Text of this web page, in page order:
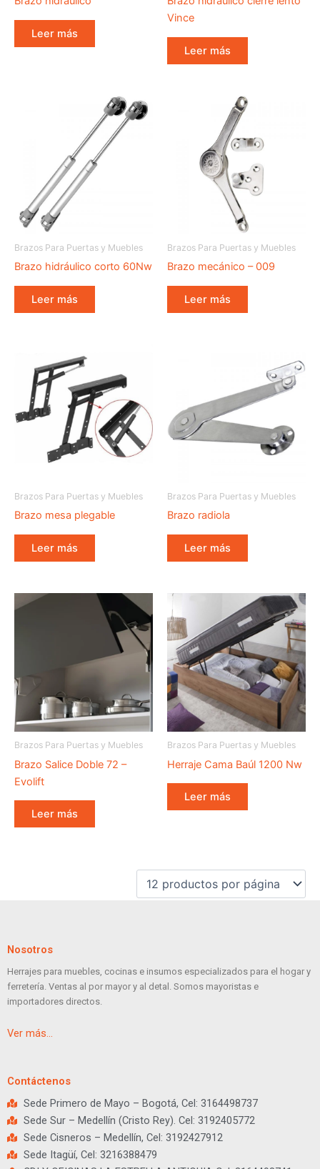
Leer más
Vince
Leer más
Brazos Para Puertas y Muebles
Brazo hidráulico corto 60Nw
Leer más
Brazos Para Puertas y Muebles
Brazo mecánico – 009
Leer más
Brazos Para Puertas y Muebles
Brazo mesa plegable
Leer más
Brazos Para Puertas y Muebles
Brazo radiola
Leer más
Brazos Para Puertas y Muebles
Brazo Salice Doble 72 –
Evolift
Leer más
Brazos Para Puertas y Muebles
Herraje Cama Baúl 1200 Nw
Leer más
Nosotros
Herrajes para muebles, cocinas e insumos especializados para el hogar y
ferretería. Ventas al por mayor y al detal. Somos mayoristas e
importadores directos.
Ver más…
Contáctenos
Sede Primero de Mayo – Bogotá, Cel: 3164498737
Sede Sur – Medellín (Cristo Rey). Cel: 3192405772
Sede Cisneros – Medellín, Cel: 3192427912
Sede Itagüí, Cel: 3216388479